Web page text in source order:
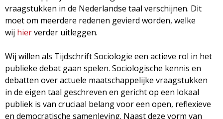
a
z
i
n
e
vraagstukken in de Nederlandse taal verschijnen. Dit
moet om meerdere redenen gevierd worden, welke
wij hierverder uitleggen.
Wij willen als Tijdschrift Sociologie een actieve rol in het
publieke debat gaan spelen. Sociologische kennis en
debatten over actuele maatschappelijke vraagstukken
in de eigen taal geschreven en gericht op een lokaal
publiek is van cruciaal belang voor een open, reflexieve
en democratische samenleving. Naast deze vorm van